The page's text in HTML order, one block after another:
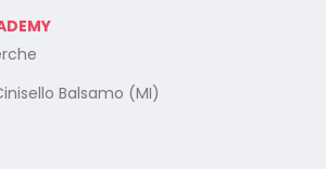
Balsamo (MI)